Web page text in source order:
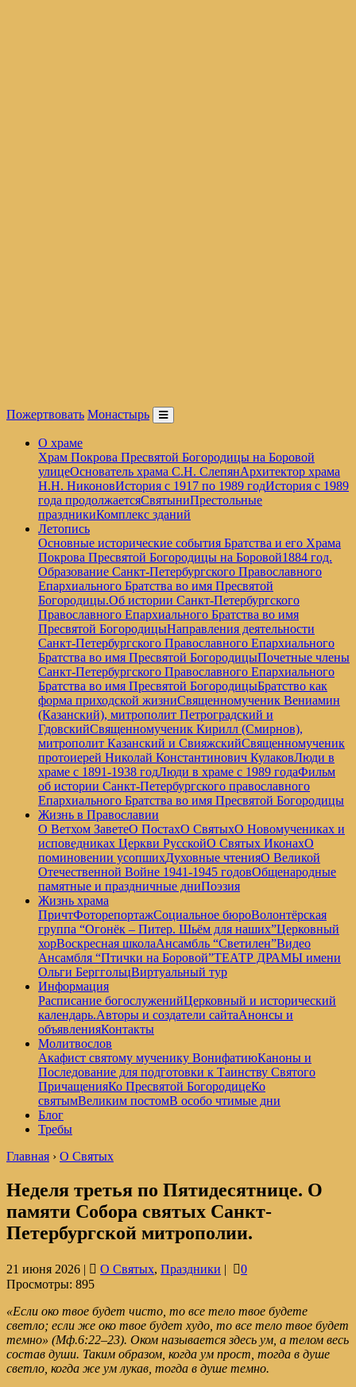
Пожертвовать Монастырь
О храме
Храм Покрова Пресвятой Богородицы на Боровой
улицеОснователь храма С.Н. СлепянАрхитектор храма
Н.Н. НиконовИстория с 1917 по 1989 годИстория с 1989
года продолжаетсяСвятыниПрестольные
праздникиКомплекс зданий
Летопись
Основные исторические события Братства и его Храма
Покрова Пресвятой Богородицы на Боровой1884 год.
Образование Санкт-Петербургского Православного
Епархиального Братства во имя Пресвятой
Богородицы.Об истории Санкт-Петербургского
Православного Епархиального Братства во имя
Пресвятой БогородицыНаправления деятельности
Санкт-Петербургского Православного Епархиального
Братства во имя Пресвятой БогородицыПочетные члены
Санкт-Петербургского Православного Епархиального
Братства во имя Пресвятой БогородицыБратство как
форма приходской жизниСвященномученик Вениамин
(Казанский), митрополит Петроградский и
ГдовскийСвященномученик Кирилл (Смирнов),
митрополит Казанский и СвияжскийСвященномученик
протоиерей Николай Константинович КулаковЛюди в
храме с 1891-1938 годЛюди в храме с 1989 годаФильм
об истории Санкт-Петербургского православного
Епархиального Братства во имя Пресвятой Богородицы
Жизнь в Православии
О Ветхом ЗаветеО ПостахО СвятыхО Новомучениках и
исповедниках Церкви РусскойО Святых ИконахО
поминовении усопшихДуховные чтенияО Великой
Отечественной Войне 1941-1945 годовОбщенародные
памятные и праздничные дниПоэзия
Жизнь храма
ПричтФоторепортажСоциальное бюроВолонтёрская
группа “Огонёк – Питер. Шьём для наших”Церковный
хорВоскресная школаАнсамбль “Светилен”Видео
Ансамбля “Птички на Боровой”ТЕАТР ДРАМЫ имени
Ольги БерггольцВиртуальный тур
Информация
Расписание богослуженийЦерковный и исторический
календарь.Авторы и создатели сайтаАнонсы и
объявленияКонтакты
Молитвослов
Акафист святому мученику ВонифатиюКаноны и
Последование для подготовки к Таинству Святого
ПричащенияКо Пресвятой БогородицеКо
святымВеликим постомВ особо чтимые дни
Блог
Требы
Главная › О Святых
Неделя третья по Пятидесятнице. О
памяти Собора святых Санкт-
Петербургской митрополии.
21 июня 2026 | О Святых, Праздники |
0
Просмотры: 895
«Если око твое будет чисто, то все тело твое будете
светло; если же око твое будет худо, то все тело твое будет
темно» (Мф.6:22–23). Оком называется здесь ум, а телом весь
состав души. Таким образом, когда ум прост, тогда в душе
светло, когда же ум лукав, тогда в душе темно.